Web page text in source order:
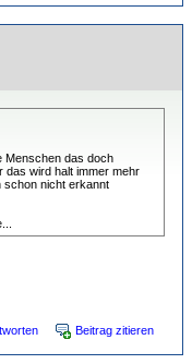
Menschen das doch
das wird halt immer mehr
schon nicht erkannt
Beitrag zitieren